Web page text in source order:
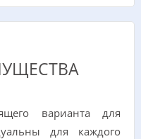
варианта для
для каждого